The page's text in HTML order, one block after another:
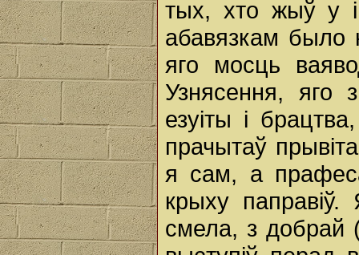
тых, хто жыў у
абавязкам было
яго мосць
Узнясення, яго
езуіты i
прачытаў
я сам, а
крыху
смела, з добрай